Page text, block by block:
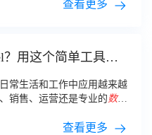
查看更多
用这个简单工具，
常生活和工作中应用越来越
销售、运营还是专业的 数据
查看更多